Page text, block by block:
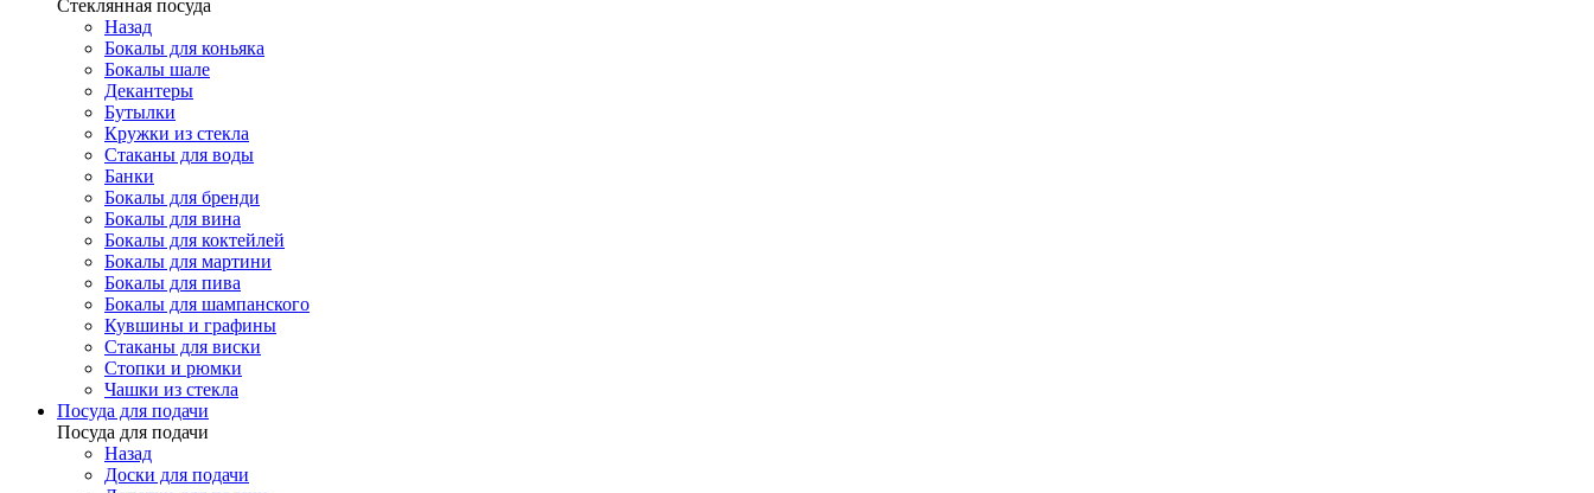
Стеклянная посуда
Назад
Бокалы для коньяка
Бокалы шале
Декантеры
Бутылки
Кружки из стекла
Стаканы для воды
Банки
Бокалы для бренди
Бокалы для вина
Бокалы для коктейлей
Бокалы для мартини
Бокалы для пива
Бокалы для шампанского
Кувшины и графины
Стаканы для виски
Стопки и рюмки
Чашки из стекла
Посуда для подачи
Посуда для подачи
Назад
Доски для подачи